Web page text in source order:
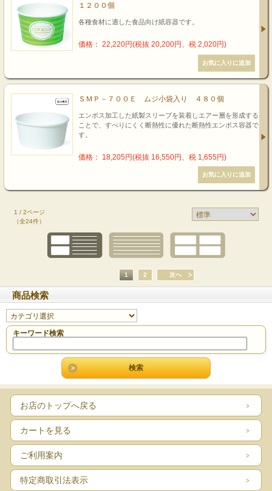
１２００個
各種食材に適した食品向け紙容器です。
価格： 22,220円(税抜 20,200円、税 2,020円)
ＳＭＰ－７００Ｅ ムジ小袋入り ４８０個
エンボス加工した紙製スリーブを装着しエアー層を形成する
ことで、すべりにくく断熱性に優れた断熱性エンボス容器で
す。
価格： 18,205円(税抜 16,550円、税 1,655円)
1 / 2ページ
（全24件）
1 2 次へ
商品検索
キーワード検索
お店のトップへ戻る
カートを見る
ご利用案内
特定商取引法表示